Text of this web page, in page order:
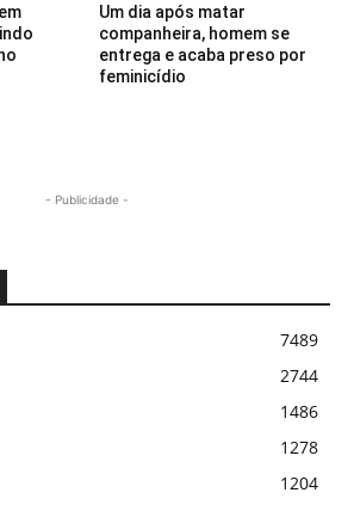
Um dia após matar
companheira, homem se
entrega e acaba preso por
feminicídio
- Publicidade -
7489
2744
1486
1278
1204